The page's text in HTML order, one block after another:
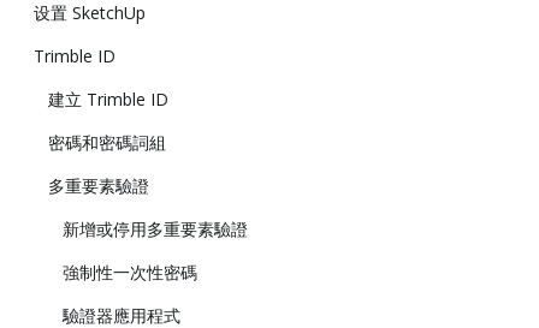
设置 SketchUp
Trimble ID
建立 Trimble ID
密碼和密碼詞組
多重要素驗證
新增或停用多重要素驗證
強制性一次性密碼
驗證器應用程式